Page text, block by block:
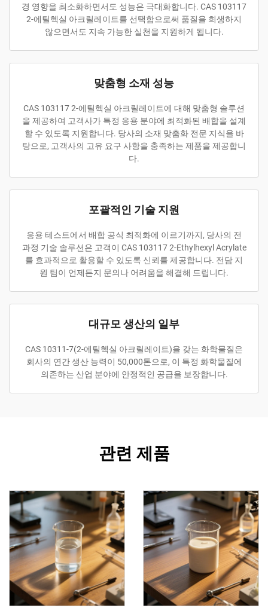
경 영향을 최소화하면서도 성능은 극대화합니다. CAS 103117
2-에틸헥실 아크릴레이트를 선택함으로써 품질을 희생하지
않으면서도 지속 가능한 실천을 지원하게 됩니다.
맞춤형 소재 성능
CAS 103117 2-에틸헥실 아크릴레이트에 대해 맞춤형 솔루션
을 제공하여 고객사가 특정 응용 분야에 최적화된 배합을 설계
할 수 있도록 지원합니다. 당사의 소재 맞춤화 전문 지식을 바
탕으로, 고객사의 고유 요구 사항을 충족하는 제품을 제공합니
다.
포괄적인 기술 지원
응용 테스트에서 배합 공식 최적화에 이르기까지, 당사의 전
과정 기술 솔루션은 고객이 CAS 103117 2-Ethylhexyl Acrylate
를 효과적으로 활용할 수 있도록 신뢰를 제공합니다. 전담 지
원 팀이 언제든지 문의나 어려움을 해결해 드립니다.
대규모 생산의 일부
CAS 10311-7(2-에틸헥실 아크릴레이트)을 갖는 화학물질은
회사의 연간 생산 능력이 50,000톤으로, 이 특정 화학물질에
의존하는 산업 분야에 안정적인 공급을 보장합니다.
관련 제품